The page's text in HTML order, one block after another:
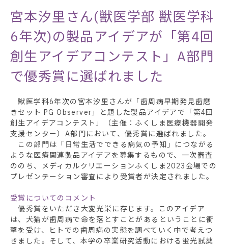
宮本汐里さん(獣医学部 獣医学科
6年次)の製品アイデアが「第4回
創生アイデアコンテスト」A部門
で優秀賞に選ばれました
獣医学科6年次の宮本汐里さんが「歯周病早期発見歯磨
きセット PG Observer」と題した製品アイデアで「第4回
創生アイデアコンテスト」（主催：ふくしま医療機器開発
支援センター）A部門において、優秀賞に選ばれました。
この部門は「日常生活でできる病気の予知」につながる
ような医療関連製品アイデアを募集するもので、一次審査
ののち、メディカルクリエーションふくしま2023会場での
プレゼンテーション審査により受賞者が決定されました。
受賞についてのコメント
優秀賞をいただき大変光栄に存じます。このアイデア
は、犬猫が歯周病で命を落とすことがあるということに衝
撃を受け、ヒトでの歯周病の実態を調べていく中で考えつ
きました。そして、本学の卒業研究活動における蛍光試薬